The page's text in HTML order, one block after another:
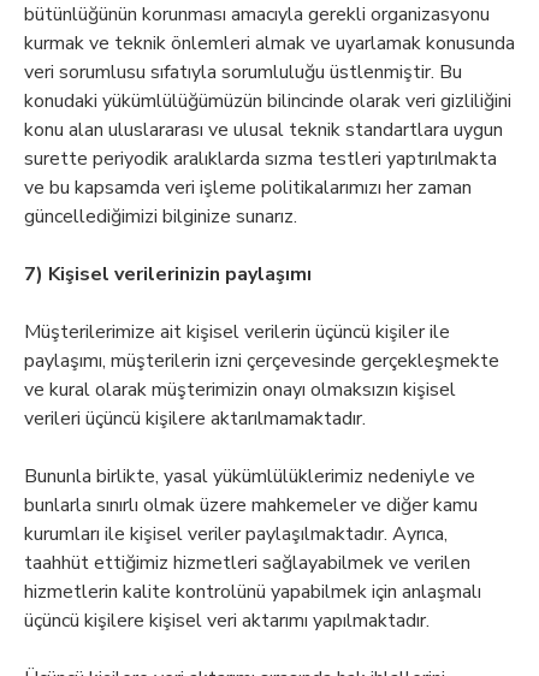
bütünlüğünün korunması amacıyla gerekli organizasyonu
kurmak ve teknik önlemleri almak ve uyarlamak konusunda
veri sorumlusu sıfatıyla sorumluluğu üstlenmiştir. Bu
konudaki yükümlülüğümüzün bilincinde olarak veri gizliliğini
konu alan uluslararası ve ulusal teknik standartlara uygun
surette periyodik aralıklarda sızma testleri yaptırılmakta
ve bu kapsamda veri işleme politikalarımızı her zaman
güncellediğimizi bilginize sunarız.
7) Kişisel verilerinizin paylaşımı
Müşterilerimize ait kişisel verilerin üçüncü kişiler ile
paylaşımı, müşterilerin izni çerçevesinde gerçekleşmekte
ve kural olarak müşterimizin onayı olmaksızın kişisel
verileri üçüncü kişilere aktarılmamaktadır.
Bununla birlikte, yasal yükümlülüklerimiz nedeniyle ve
bunlarla sınırlı olmak üzere mahkemeler ve diğer kamu
kurumları ile kişisel veriler paylaşılmaktadır. Ayrıca,
taahhüt ettiğimiz hizmetleri sağlayabilmek ve verilen
hizmetlerin kalite kontrolünü yapabilmek için anlaşmalı
üçüncü kişilere kişisel veri aktarımı yapılmaktadır.